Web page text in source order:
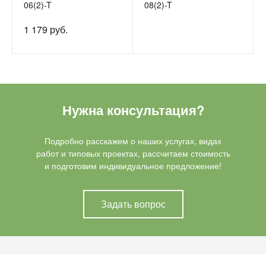
06(2)-T
1 179 руб.
08(2)-T
Нужна консультация?
Подробно расскажем о наших услугах, видах
работ и типовых проектах, рассчитаем стоимость
и подготовим индивидуальное предложение!
Задать вопрос